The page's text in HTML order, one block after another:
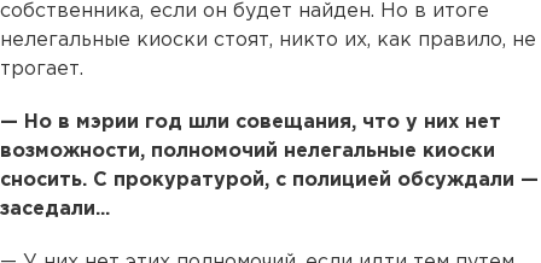
собственника, если он будет найден. Но в итоге
нелегальные киоски стоят, никто их, как правило, не
трогает.
— Но в мэрии год шли совещания, что у них нет
возможности, полномочий нелегальные киоски
сносить. С прокуратурой, с полицией обсуждали —
заседали...